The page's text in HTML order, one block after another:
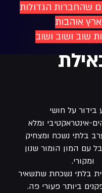
שהחברות הגדולות
אוהבות
שוב ושוב ושוב
בידור על חושי
אינטראקטיבי ומלא
בלתי נשכח ומצחיק
עם המון הומור שנון
ומקורי.
בלתי נשכחת שתשאיר
ביותר פעורי פה.